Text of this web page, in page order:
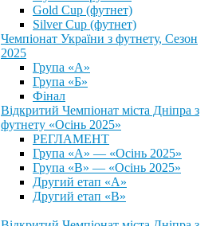
Gold Cup (футнет)
Silver Cup (футнет)
Чемпіонат України з футнету, Сезон
2025
Група «А»
Група «Б»
Фінал
Відкритий Чемпіонат міста Дніпра з
футнету «Осінь 2025»
РЕГЛАМЕНТ
Група «А» — «Осінь 2025»
Група «В» — «Осінь 2025»
Другий етап «А»
Другий етап «В»